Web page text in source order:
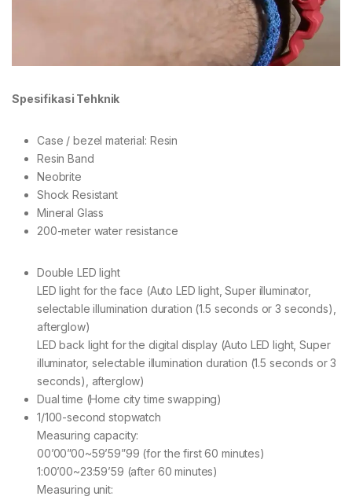
Spesifikasi Tehknik
Case / bezel material: Resin
Resin Band
Neobrite
Shock Resistant
Mineral Glass
200-meter water resistance
Double LED light
LED light for the face (Auto LED light, Super illuminator,
selectable illumination duration (1.5 seconds or 3 seconds),
afterglow)
LED back light for the digital display (Auto LED light, Super
illuminator, selectable illumination duration (1.5 seconds or 3
seconds), afterglow)
Dual time (Home city time swapping)
1/100-second stopwatch
Measuring capacity:
00’00”00~59’59”99 (for the first 60 minutes)
1:00’00~23:59’59 (after 60 minutes)
Measuring unit: